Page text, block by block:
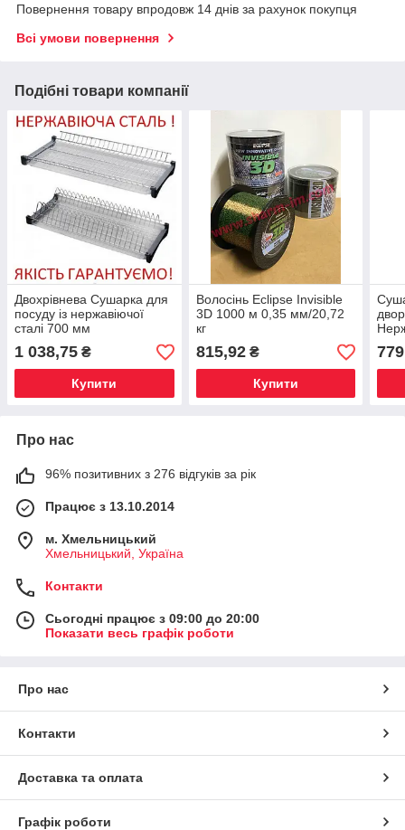
Повернення товару впродовж 14 днів за рахунок покупця
Всі умови повернення
Подібні товари компанії
Двохрівнева Сушарка для
посуду із нержавіючої
сталі 700 мм
1 038,75 ₴
Купити
Волосінь Eclipse Invisible
3D 1000 м 0,35 мм/20,72
кг
815,92₴
Купити
Про нас
96% позитивних з 276 відгуків за рік
Працює з 13.10.2014
м. Хмельницький
Хмельницький, Україна
Контакти
Сьогодні працює з 09:00 до 20:00
Показати весь графік роботи
Про нас
Контакти
Доставка та оплата
Графік роботи